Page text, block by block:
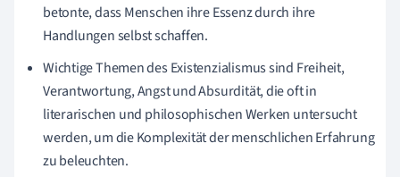
betonte, dass Menschen ihre Essenz durch ihre
Handlungen selbst schaffen.
Wichtige Themen des Existenzialismus sind Freiheit,
Verantwortung, Angst und Absurdität, die oft in
literarischen und philosophischen Werken untersucht
werden, um die Komplexität der menschlichen Erfahrung
zu beleuchten.